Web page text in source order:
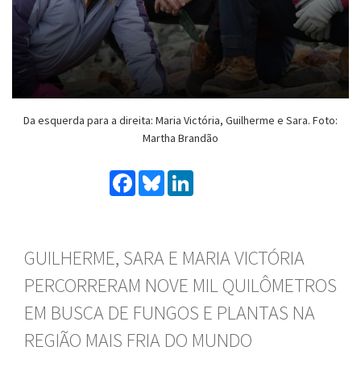
Da esquerda para a direita: Maria Victória, Guilherme e Sara. Foto:
Martha Brandão
Facebook
Bluesky
GUILHERME, SARA E MARIA VICTÓRIA
PERCORRERAM NOVE MIL QUILÔMETROS
EM BUSCA DE FUNGOS E PLANTAS NA
REGIÃO MAIS FRIA DO MUNDO